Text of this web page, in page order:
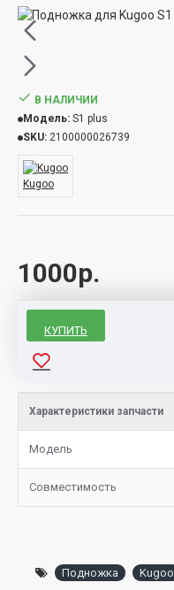
1000р.
В НАЛИЧИИ
Модель: S1 plus
SKU: 2100000026739
Kugoo
КУПИТЬ
Характеристики запчасти
Модель
Совместимость
Подножка Kugoo